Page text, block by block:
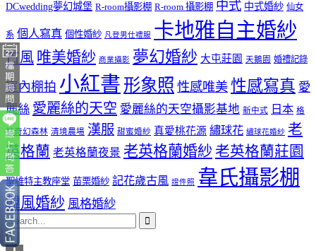
DCwedding夢幻城堡 R-room攝影棚 R-room 攝影棚 中式 中式婚紗 仙女
系 個人寫真 個性婚紗 凡登男仕禮服 卡地雅自主婚紗
古風 唯美婚紗 商業攝影 夢幻婚紗 大屯莊園 天鵝園 婚禮記錄
室內棚拍 小紅書 形象照 性感唯美 性感寫真 愛
麗絲 愛麗絲的天空 愛麗絲的天空攝影基地 新中式 日本 格
林奇幻森林 清境農場 漢服 甜蜜婚紗 真愛桃花源 繡球花 繡球花婚紗 老
英格蘭 老英格蘭夜景 老英格蘭婚紗 老英格蘭莊園
聖維特主教座堂 苗栗婚紗 記花歲古風 證件照 韋氏攝影棚
韓風婚紗 風格婚紗

